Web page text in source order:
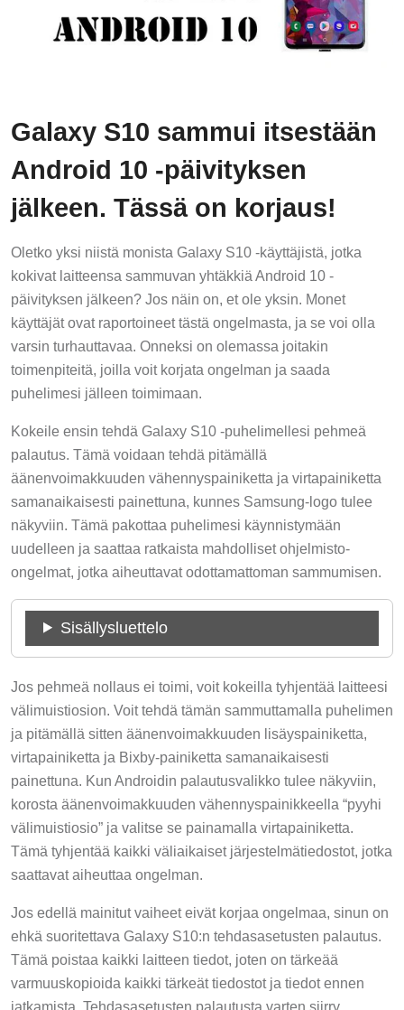
Galaxy S10 sammui itsestään
Android 10 -päivityksen
jälkeen. Tässä on korjaus!
Oletko yksi niistä monista Galaxy S10 -käyttäjistä, jotka
kokivat laitteensa sammuvan yhtäkkiä Android 10 -
päivityksen jälkeen? Jos näin on, et ole yksin. Monet
käyttäjät ovat raportoineet tästä ongelmasta, ja se voi olla
varsin turhauttavaa. Onneksi on olemassa joitakin
toimenpiteitä, joilla voit korjata ongelman ja saada
puhelimesi jälleen toimimaan.
Kokeile ensin tehdä Galaxy S10 -puhelimellesi pehmeä
palautus. Tämä voidaan tehdä pitämällä
äänenvoimakkuuden vähennyspainiketta ja virtapainiketta
samanaikaisesti painettuna, kunnes Samsung-logo tulee
näkyviin. Tämä pakottaa puhelimesi käynnistymään
uudelleen ja saattaa ratkaista mahdolliset ohjelmisto-
ongelmat, jotka aiheuttavat odottamattoman sammumisen.
Sisällysluettelo
Jos pehmeä nollaus ei toimi, voit kokeilla tyhjentää laitteesi
välimuistiosion. Voit tehdä tämän sammuttamalla puhelimen
ja pitämällä sitten äänenvoimakkuuden lisäyspainiketta,
virtapainiketta ja Bixby-painiketta samanaikaisesti
painettuna. Kun Androidin palautusvalikko tulee näkyviin,
korosta äänenvoimakkuuden vähennyspainikkeella “pyyhi
välimuistiosio” ja valitse se painamalla virtapainiketta.
Tämä tyhjentää kaikki väliaikaiset järjestelmätiedostot, jotka
saattavat aiheuttaa ongelman.
Jos edellä mainitut vaiheet eivät korjaa ongelmaa, sinun on
ehkä suoritettava Galaxy S10:n tehdasasetusten palautus.
Tämä poistaa kaikki laitteen tiedot, joten on tärkeää
varmuuskopioida kaikki tärkeät tiedostot ja tiedot ennen
jatkamista. Tehdasasetusten palautusta varten siirry